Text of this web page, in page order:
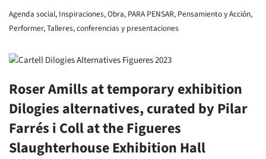
Agenda social, Inspiraciones,Obra, PARA PENSAR, Pensamiento y Acción,
Performer,Talleres, conferencias y presentaciones
Roser Amills at temporary exhibition
Dilogies alternatives, curated by Pilar
Farrés i Coll at the Figueres
Slaughterhouse Exhibition Hall